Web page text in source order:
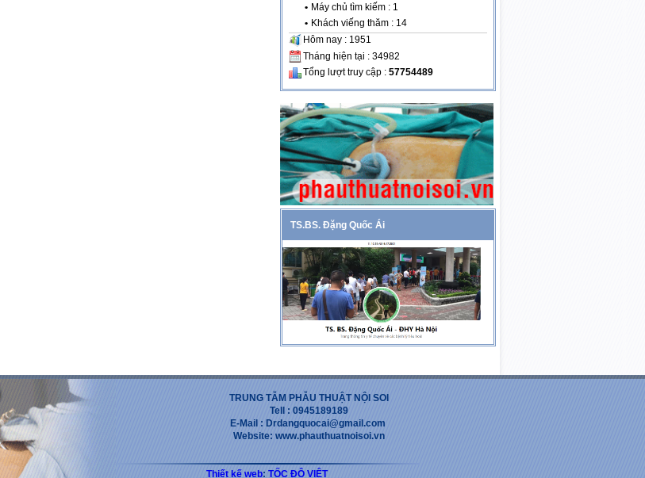
• Máy chủ tìm kiếm : 1
• Khách viếng thăm : 14
Hôm nay : 1951
Tháng hiện tại : 34982
Tổng lượt truy cập : 57754489
TS.BS. Đặng Quốc Ái
TRUNG TẪM PHẪU THUẬT NỘI SOI
Tell : 0945189189
E-Mail : Drdangquocai@gmail.com
Website: www.phauthuatnoisoi.vn
Thiết kế web: TỐC ĐỘ VIỆT